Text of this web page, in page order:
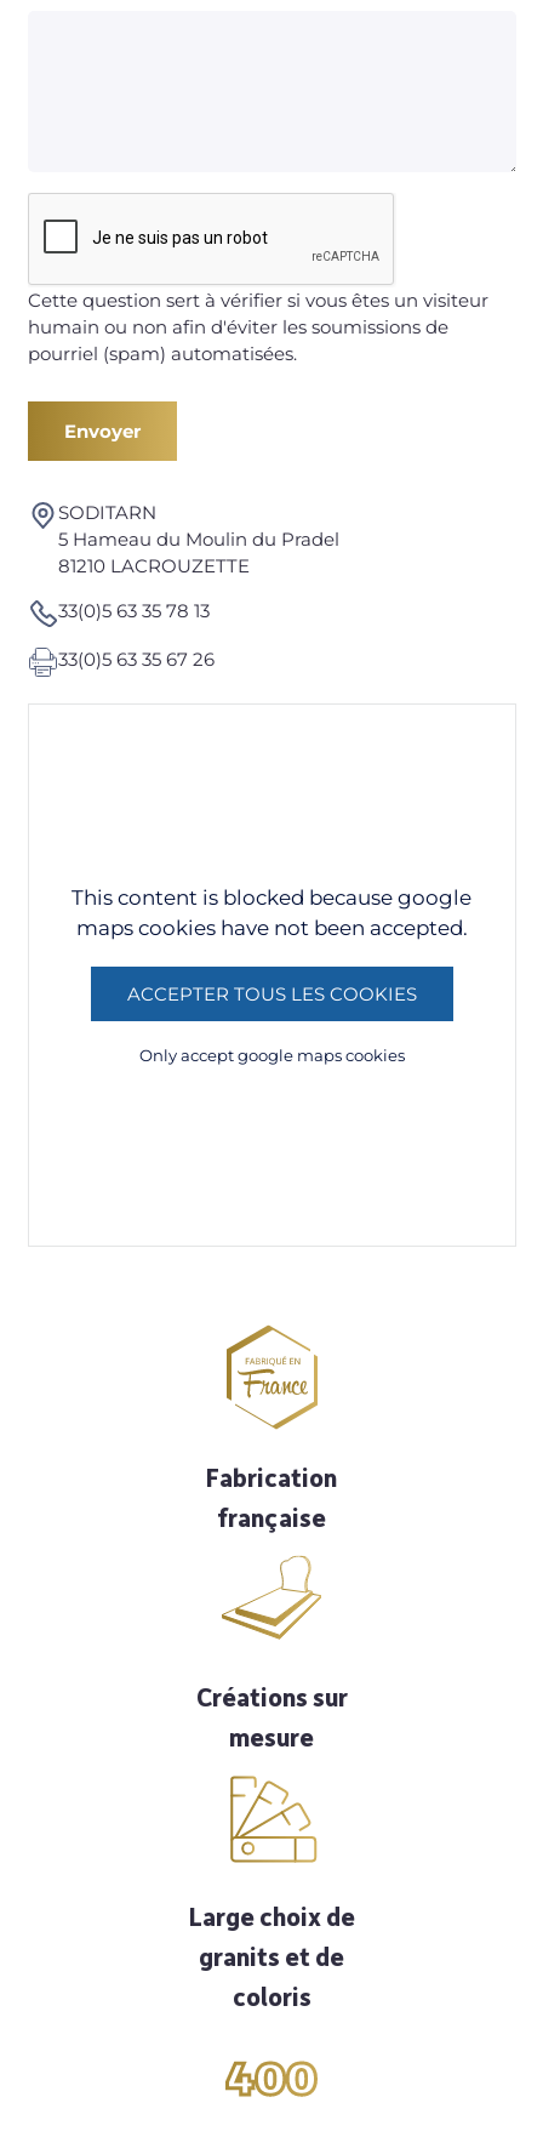
Cette question sert à vérifier si vous êtes un visiteur
humain ou non afin d'éviter les soumissions de
pourriel (spam) automatisées.
SODITARN
5 Hameau du Moulin du Pradel
81210 LACROUZETTE
33(0)5 63 35 78 13
33(0)5 63 35 67 26
This content is blocked because google
maps cookies have not been accepted.
ACCEPTER TOUS LES COOKIES
Only accept google maps cookies
Fabrication
française
Créations sur
mesure
Large choix de
granits et de
coloris